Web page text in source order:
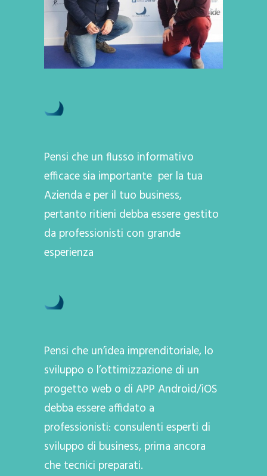
Pensi che un flusso informativo
efficace sia importante per la tua
Azienda e per il tuo business,
pertanto ritieni debba essere gestito
da professionisti con grande
esperienza
Pensi che un’idea imprenditoriale, lo
sviluppo o l’ottimizzazione di un
progetto web o di APP Android/iOS
debba essere affidato a
professionisti: consulenti esperti di
sviluppo di business, prima ancora
che tecnici preparati.